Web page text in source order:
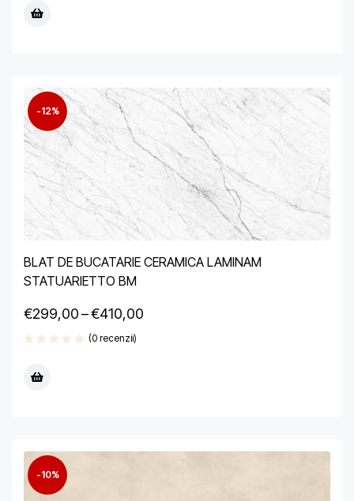
-12%
BLAT DE BUCATARIE CERAMICA LAMINAM
STATUARIETTO BM
€299,00–€410,00
(0 recenzii)
-10%